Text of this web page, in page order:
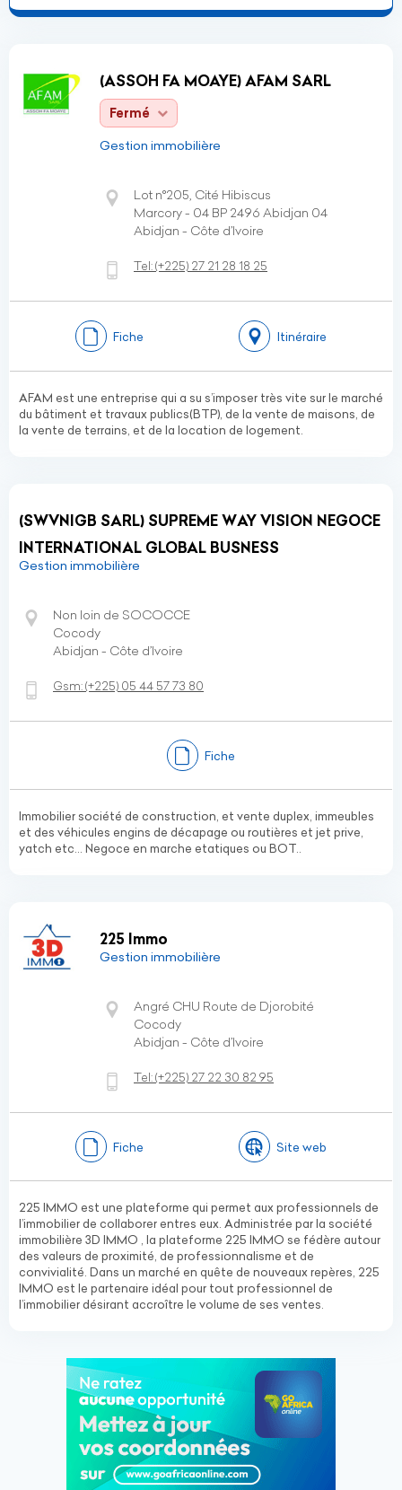
(ASSOH FA MOAYE) AFAM SARL
Fermé
Gestion immobilière
Lot n°205, Cité Hibiscus
Marcory - 04 BP 2496 Abidjan 04
Abidjan - Côte d’Ivoire
Tel:(+225) 27 21 28 18 25
Fiche Itinéraire
AFAM est une entreprise qui a su s’imposer très vite sur le marché
du bâtiment et travaux publics(BTP), de la vente de maisons, de
la vente de terrains, et de la location de logement.
(SWVNIGB SARL) SUPREME WAY VISION NEGOCE
INTERNATIONAL GLOBAL BUSNESS
Gestion immobilière
Non loin de SOCOCCE
Cocody
Abidjan - Côte d’Ivoire
Gsm:(+225) 05 44 57 73 80
Fiche
Immobilier société de construction, et vente duplex, immeubles
et des véhicules engins de décapage ou routières et jet prive,
yatch etc... Negoce en marche etatiques ou BOT..
225 Immo
Gestion immobilière
Angré CHU Route de Djorobité
Cocody
Abidjan - Côte d’Ivoire
Tel:(+225) 27 22 30 82 95
Fiche Site web
225 IMMO est une plateforme qui permet aux professionnels de
l’immobilier de collaborer entres eux. Administrée par la société
immobilière 3D IMMO , la plateforme 225 IMMO se fédère autour
des valeurs de proximité, de professionnalisme et de
convivialité. Dans un marché en quête de nouveaux repères, 225
IMMO est le partenaire idéal pour tout professionnel de
l’immobilier désirant accroître le volume de ses ventes.